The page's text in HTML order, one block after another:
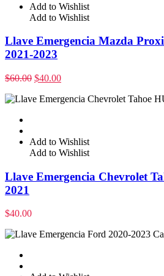
Add to Wishlist
Add to Wishlist
Llave Emergencia Mazda
2021-2023
$60.00 $40.00
Add to Wishlist
Add to Wishlist
Llave Emergencia Chevrolet
2021
$40.00